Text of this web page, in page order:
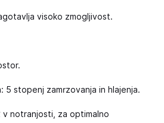
visoko zmogljivost.
5 stopenj zamrzovanja in hlajenja.
v notranjosti, za optimalno